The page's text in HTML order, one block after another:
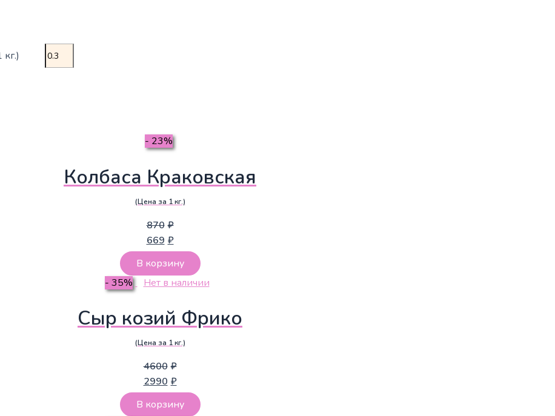
- 23%
Колбаса Краковская
(Цена за 1 кг.)
870 ₽
669 ₽
В корзину
- 35%
Нет в наличии
Сыр козий Фрико
(Цена за 1 кг.)
4600 ₽
2990 ₽
В корзину